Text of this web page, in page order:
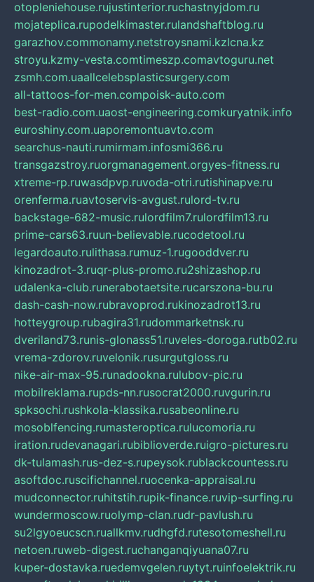
otopleniehouse.rujustinterior.ruchastnyjdom.ru
mojateplica.rupodelkimaster.rulandshaftblog.ru
garazhov.commonamy.netstroysnami.kzlcna.kz
stroyu.kzmy-vesta.comtimeszp.comavtoguru.net
zsmh.com.uaallcelebsplasticsurgery.com
all-tattoos-for-men.compoisk-auto.com
best-radio.com.uaost-engineering.comkuryatnik.info
euroshiny.com.uaporemontuavto.com
searchus-nauti.rumirmam.infosmi366.ru
transgazstroy.ruorgmanagement.orgyes-fitness.ru
xtreme-rp.ruwasdpvp.ruvoda-otri.rutishinapve.ru
orenferma.ruavtoservis-avgust.rulord-tv.ru
backstage-682-music.rulordfilm7.rulordfilm13.ru
prime-cars63.ruun-believable.rucodetool.ru
legardoauto.rulithasa.rumuz-1.rugooddver.ru
kinozadrot-3.ruqr-plus-promo.ru2shizashop.ru
udalenka-club.runerabotaetsite.rucarszona-bu.ru
dash-cash-now.rubravoprod.rukinozadrot13.ru
hotteygroup.rubagira31.rudommarketnsk.ru
dveriland73.runis-glonass51.ruveles-doroga.rutb02.ru
vrema-zdorov.ruvelonik.rusurgutgloss.ru
nike-air-max-95.runadookna.rulubov-pic.ru
mobilreklama.rupds-nn.rusocrat2000.ruvgurin.ru
spksochi.rushkola-klassika.rusabeonline.ru
mosoblfencing.rumasteroptica.rulucomoria.ru
iration.rudevanagari.rubiblioverde.ruigro-pictures.ru
dk-tulamash.rus-dez-s.rupeysok.rublackcountess.ru
asoftdoc.ruscifichannel.ruocenka-appraisal.ru
mudconnector.ruhitstih.rupik-finance.ruvip-surfing.ru
wundermoscow.ruolymp-clan.rudr-pavlush.ru
su2lgyoeucscn.ruallkmv.rudhgfd.rutesotomeshell.ru
netoen.ruweb-digest.ruchanganqiyuana07.ru
kuper-dostavka.ruedemvgelen.ruytyt.ruinfoelektrik.ru